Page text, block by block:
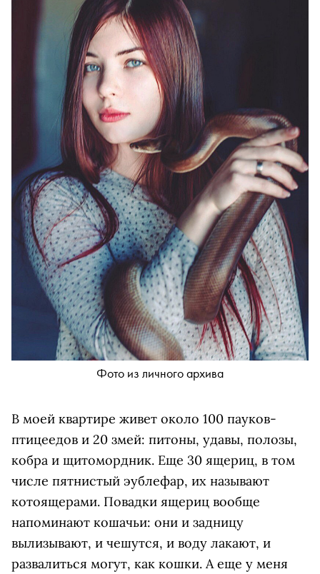
Фото из личного архива
В моей квартире живет около 100 пауков-
птицеедов и 20 змей: питоны, удавы, полозы,
кобра и щитомордник. Еще 30 ящериц, в том
числе пятнистый эублефар, их называют
котоящерами. Повадки ящериц вообще
напоминают кошачьи: они и задницу
вылизывают, и чешутся, и воду лакают, и
развалиться могут, как кошки. А еще у меня